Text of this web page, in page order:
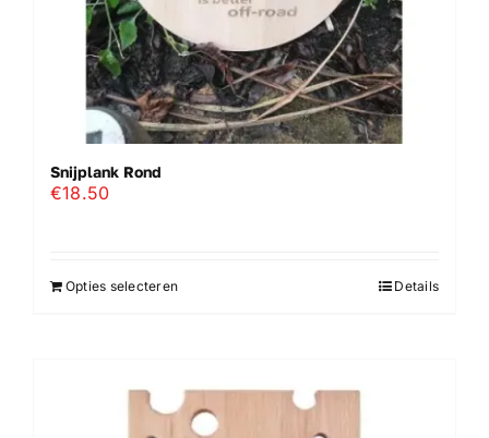
Snijplank Rond
€18.50
Opties selecteren Details